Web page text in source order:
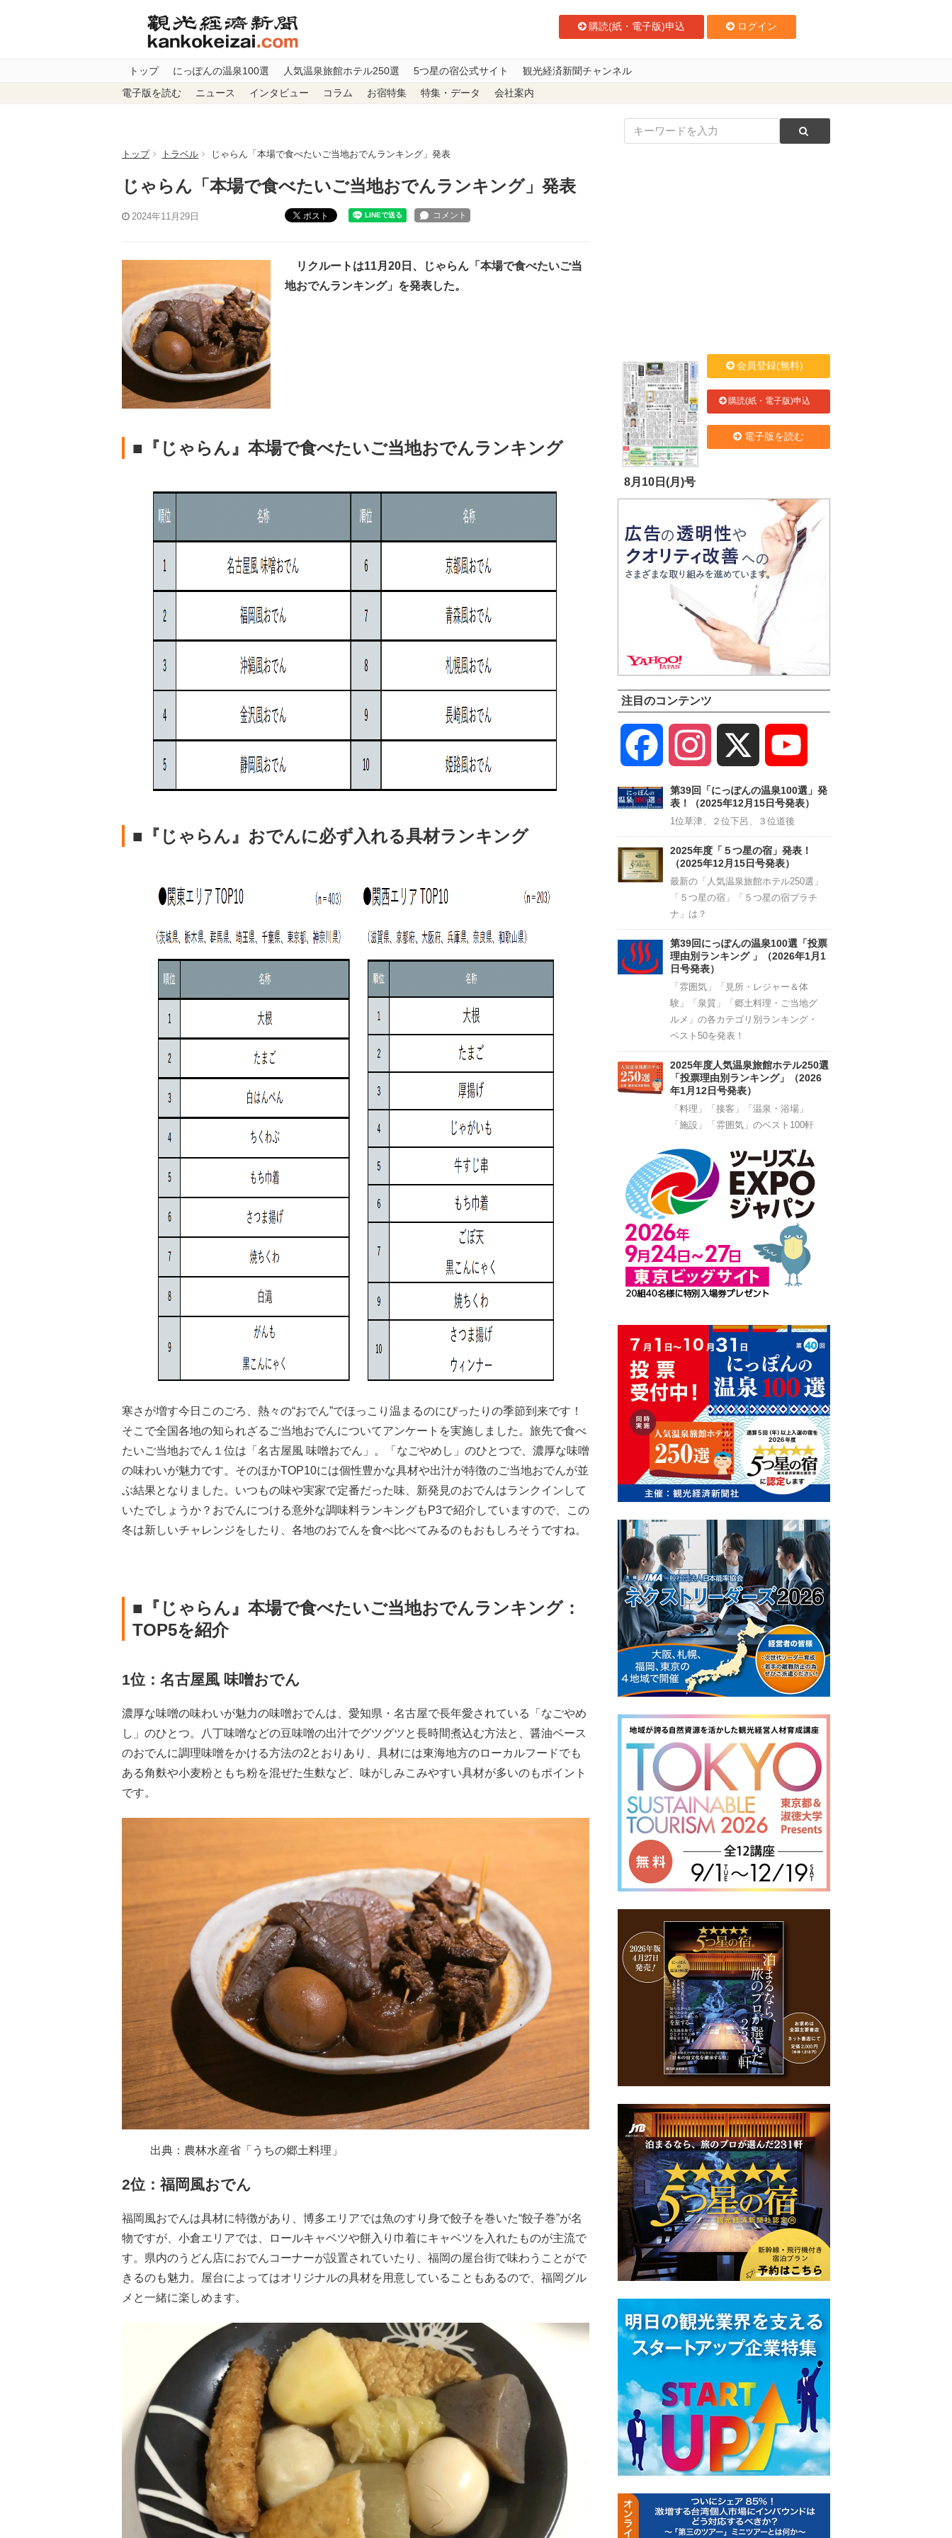
購読(紙・電子版)申込 ログイン
トップ にっぽんの温泉100選 人気温泉旅館ホテル250選 5つ星の宿公式サイト 観光経済新聞チャンネル
電子版を読む ニュース インタビュー コラム お宿特集 特集・データ 会社案内
トップ トラベル じゃらん「本場で食べたいご当地おでんランキング」発表
じゃらん「本場で食べたいご当地おでんランキング」発表
2024年11月29日 ポスト
リクルートは11月20日、じゃらん「本場で食べたいご当
地おでんランキング」を発表した。
■『じゃらん』本場で食べたいご当地おでんランキング
■『じゃらん』おでんに必ず入れる具材ランキング
寒さが増す今日このごろ、熱々の“おでん”でほっこり温まるのにぴったりの季節到来です！
そこで全国各地の知られざるご当地おでんについてアンケートを実施しました。旅先で食べ
たいご当地おでん１位は「名古屋風 味噌おでん」。「なごやめし」のひとつで、濃厚な味噌
の味わいが魅力です。そのほかTOP10には個性豊かな具材や出汁が特徴のご当地おでんが並
ぶ結果となりました。いつもの味や実家で定番だった味、新発見のおでんはランクインして
いたでしょうか？おでんにつける意外な調味料ランキングもP3で紹介していますので、この
冬は新しいチャレンジをしたり、各地のおでんを食べ比べてみるのもおもしろそうですね。
■『じゃらん』本場で食べたいご当地おでんランキング：
TOP5を紹介
1位：名古屋風 味噌おでん
濃厚な味噌の味わいが魅力の味噌おでんは、愛知県・名古屋で長年愛されている「なごやめ
し」のひとつ。八丁味噌などの豆味噌の出汁でグツグツと長時間煮込む方法と、醤油ベース
のおでんに調理味噌をかける方法の2とおりあり、具材には東海地方のローカルフードでも
ある角麩や小麦粉ともち粉を混ぜた生麩など、味がしみこみやすい具材が多いのもポイント
です。
出典：農林水産省「うちの郷土料理」
2位：福岡風おでん
福岡風おでんは具材に特徴があり、博多エリアでは魚のすり身で餃子を巻いた“餃子巻”が名
物ですが、小倉エリアでは、ロールキャベツや餅入り巾着にキャベツを入れたものが主流で
す。県内のうどん店におでんコーナーが設置されていたり、福岡の屋台街で味わうことがで
きるのも魅力。屋台によってはオリジナルの具材を用意していることもあるので、福岡グル
メと一緒に楽しめます。
8月10日(月)号
会員登録(無料)
購読(紙・電子版)申込
電子版を読む
注目のコンテンツ
Facebook Instagram
Channel
第39回「にっぽんの温泉100選」発
表！（2025年12月15日号発表）
1位草津、２位下呂、３位道後
2025年度「５つ星の宿」発表！
（2025年12月15日号発表）
最新の「人気温泉旅館ホテル250選」
「５つ星の宿」「５つ星の宿プラチ
ナ」は？
第39回にっぽんの温泉100選「投票
理由別ランキング 」（2026年1月1
日号発表）
「雰囲気」「見所・レジャー＆体
験」「泉質」「郷土料理・ご当地グ
ルメ」の各カテゴリ別ランキング・
ベスト50を発表！
2025年度人気温泉旅館ホテル250選
「投票理由別ランキング」（2026
年1月12日号発表）
「料理」「接客」「温泉・浴場」
「施設」「雰囲気」のベスト100軒